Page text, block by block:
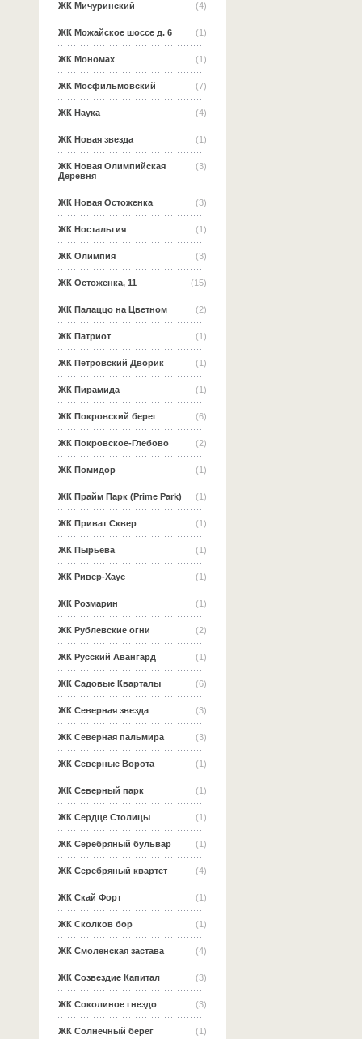
(4)
ЖК Мичуринский
(1)
ЖК Можайское шоссе д. 6
(1)
ЖК Мономах
(7)
ЖК Мосфильмовский
(4)
ЖК Наука
(1)
ЖК Новая звезда
(3)
ЖК Новая Олимпийская
Деревня
(3)
ЖК Новая Остоженка
(1)
ЖК Ностальгия
(3)
ЖК Олимпия
(15)
ЖК Остоженка, 11
(2)
ЖК Палаццо на Цветном
(1)
ЖК Патриот
(1)
ЖК Петровский Дворик
(1)
ЖК Пирамида
(6)
ЖК Покровский берег
(2)
ЖК Покровское-Глебово
(1)
ЖК Помидор
(1)
ЖК Прайм Парк (Prime Park)
(1)
ЖК Приват Сквер
(1)
ЖК Пырьева
(1)
ЖК Ривер-Хаус
(1)
ЖК Розмарин
(2)
ЖК Рублевские огни
(1)
ЖК Русский Авангард
(6)
ЖК Садовые Кварталы
(3)
ЖК Северная звезда
(3)
ЖК Северная пальмира
(1)
ЖК Северные Ворота
(1)
ЖК Северный парк
(1)
ЖК Сердце Столицы
(1)
ЖК Серебряный бульвар
(4)
ЖК Серебряный квартет
(1)
ЖК Скай Форт
(1)
ЖК Сколков бор
(4)
ЖК Смоленская застава
(3)
ЖК Созвездие Капитал
(3)
ЖК Соколиное гнездо
(1)
ЖК Солнечный берег